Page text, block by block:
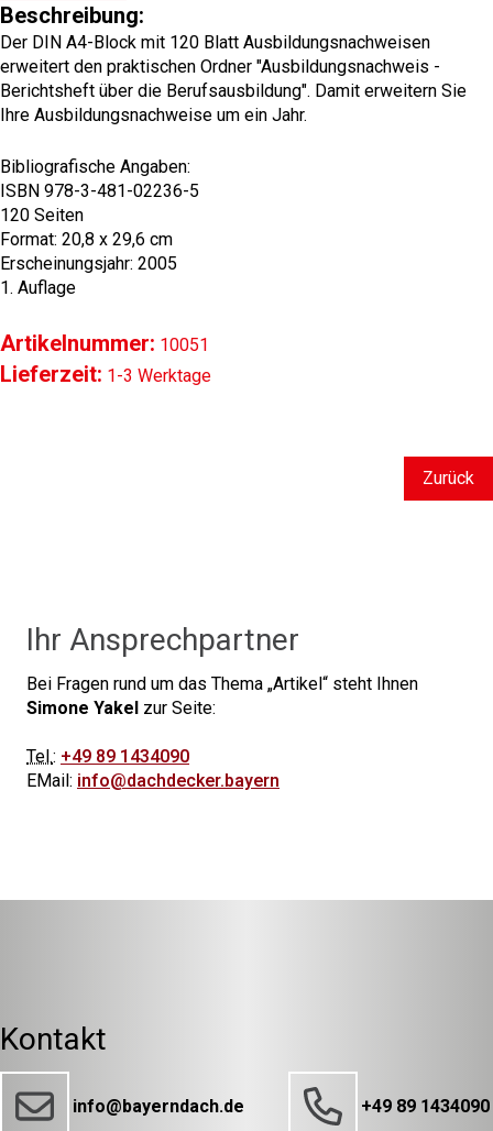
Beschreibung:
Der DIN A4-Block mit 120 Blatt Ausbildungsnachweisen
erweitert den praktischen Ordner "Ausbildungsnachweis -
Berichtsheft über die Berufsausbildung". Damit erweitern Sie
Ihre Ausbildungsnachweise um ein Jahr.
Bibliografische Angaben:
ISBN 978-3-481-02236-5
120 Seiten
Format: 20,8 x 29,6 cm
Erscheinungsjahr: 2005
1. Auflage
Artikelnummer: 10051
Lieferzeit: 1-3 Werktage
Zurück
Ihr Ansprechpartner
Bei Fragen rund um das Thema Artikel steht Ihnen
Simone Yakel zur Seite:
Tel.: +49 89 1434090
EMail: info@dachdecker.bayern
Kontakt
info@bayerndach.de +49 89 1434090